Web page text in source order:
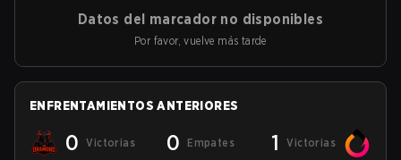
Datos del marcador no disponibles
Por favor, vuelve más tarde
ENFRENTAMIENTOS ANTERIORES
0 Victorias 0 Empates 1 Victorias